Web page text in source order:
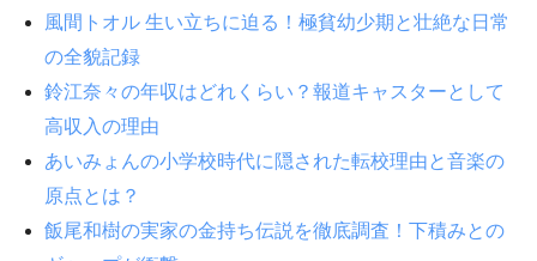
風間トオル 生い立ちに迫る！極貧幼少期と壮絶な日常
の全貌記録
鈴江奈々の年収はどれくらい？報道キャスターとして
高収入の理由
あいみょんの小学校時代に隠された転校理由と音楽の
原点とは？
飯尾和樹の実家の金持ち伝説を徹底調査！下積みとの